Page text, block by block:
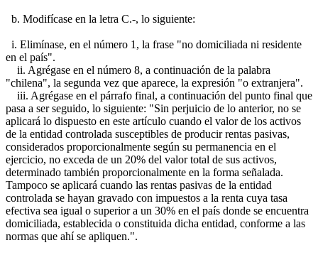
b. Modifícase en la letra C.-, lo siguiente:
i. Elimínase, en el número 1, la frase "no domiciliada ni residente
en el país".
ii. Agrégase en el número 8, a continuación de la palabra
"chilena", la segunda vez que aparece, la expresión "o extranjera".
iii. Agrégase en el párrafo final, a continuación del punto final que
pasa a ser seguido, lo siguiente: "Sin perjuicio de lo anterior, no se
aplicará lo dispuesto en este artículo cuando el valor de los activos
de la entidad controlada susceptibles de producir rentas pasivas,
considerados proporcionalmente según su permanencia en el
ejercicio, no exceda de un 20% del valor total de sus activos,
determinado también proporcionalmente en la forma señalada.
Tampoco se aplicará cuando las rentas pasivas de la entidad
controlada se hayan gravado con impuestos a la renta cuya tasa
efectiva sea igual o superior a un 30% en el país donde se encuentra
domiciliada, establecida o constituida dicha entidad, conforme a las
normas que ahí se apliquen.".